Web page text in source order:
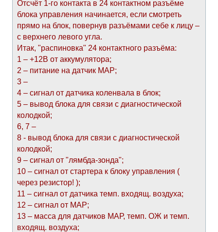
Отсчёт 1-го контакта в 24 контактном разъёме
блока управления начинается, если смотреть
прямо на блок, повернув разъёмами себе к лицу –
с верхнего левого угла.
Итак, "распиновка" 24 контактного разъёма:
1 – +12В от аккумулятора;
2 – питание на датчик МАР;
3 –
4 – сигнал от датчика коленвала в блок;
5 – вывод блока для связи с диагностической
колодкой;
6, 7 –
8 - вывод блока для связи с диагностической
колодкой;
9 – сигнал от "лямбда-зонда";
10 – сигнал от стартера к блоку управления (
через резистор! );
11 – сигнал от датчика темп. входящ. воздуха;
12 – сигнал от МАР;
13 – масса для датчиков МАР, темп. ОЖ и темп.
входящ. воздуха;